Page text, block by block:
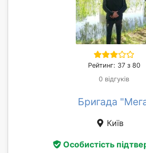
Рейтинг: 37 з 80
0 відгуків
Бригада
Київ
Особистість